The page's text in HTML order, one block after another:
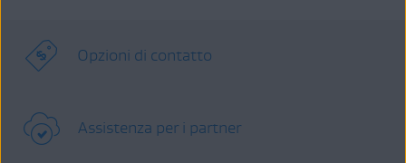
Opzioni di contatto
Assistenza per i partner